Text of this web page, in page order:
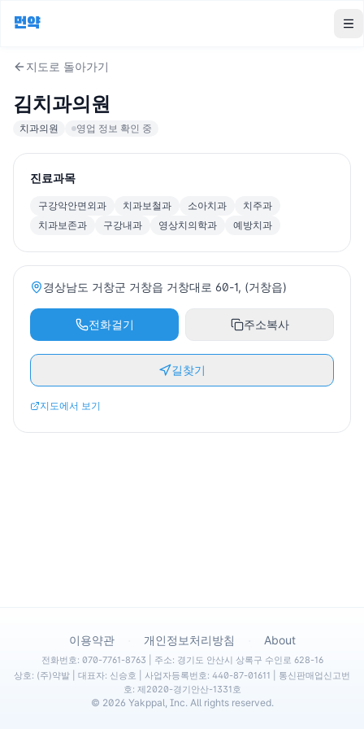
먼약
지도로 돌아가기
김치과의원
치과의원 영업 정보 확인 중
진료과목
구강악안면외과 치과보철과 소아치과
치주과
치과보존과
구강내과 영상치의학과 예방치과
경상남도 거창군 거창읍 거창대로 60-1, (거창읍)
전화걸기 주소복사
길찾기
지도에서 보기
이용약관 개인정보처리방침 About
전화번호: 070-7761-8763 | 주소: 경기도 안산시 상록구 수인로 628-16
상호: (주)약발 | 대표자: 신승호 | 사업자등록번호: 440-87-01611 | 통신판매업신고번
호: 제2020-경기안산-1331호
© 2026 Yakppal, Inc. All rights reserved.